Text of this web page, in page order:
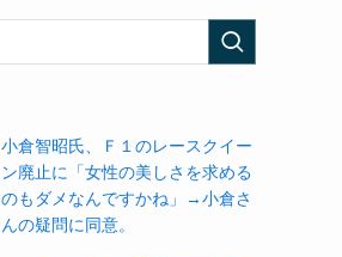
小倉智昭氏、Ｆ１のレースクイー
ン廃止に「女性の美しさを求める
のもダメなんですかね」→小倉さ
んの疑問に同意。